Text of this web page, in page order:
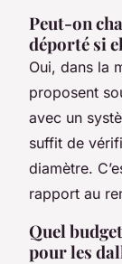
Peut-on
déporté si
Oui, dans la
proposent
avec un
suffit de
diamètre.
rapport au
Quel
pour les